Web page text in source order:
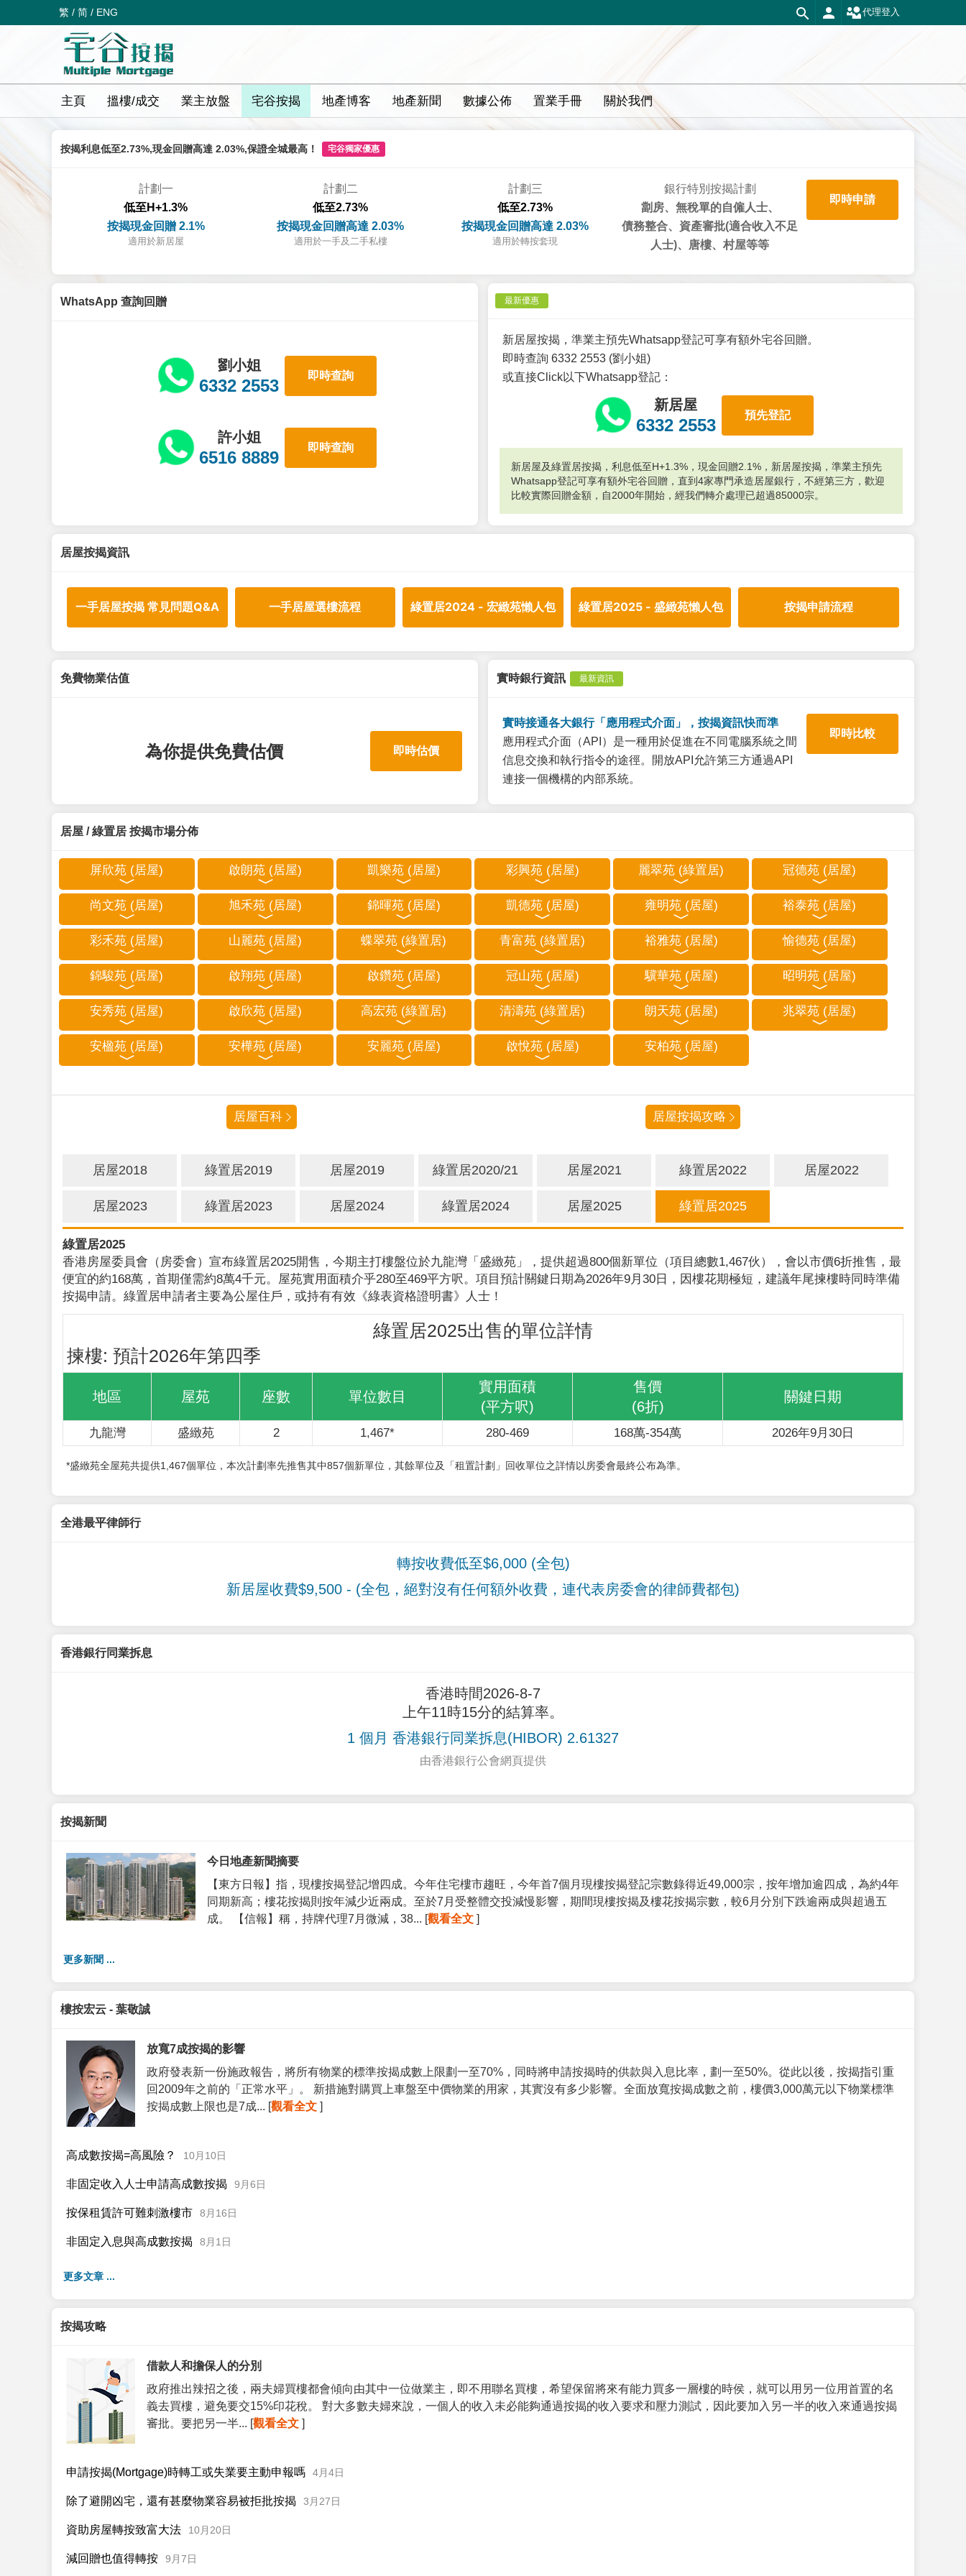
繁 / 简 / ENG 代理登入
主頁 搵樓/成交 業主放盤 宅谷按揭 地產博客 地產新聞 數據公佈 置業手冊 關於我們
按揭利息低至2.73%,現金回贈高達 2.03%,保證全城最高！ 宅谷獨家優惠
計劃一
低至H+1.3%
按揭現金回贈 2.1%
適用於新居屋
計劃二
低至2.73%
按揭現金回贈高達 2.03%
適用於一手及二手私樓
計劃三
低至2.73%
按揭現金回贈高達 2.03%
適用於轉按套現
銀行特別按揭計劃
劏房、無稅單的自僱人士、
債務整合、資產審批(適合收入不足
人士)、唐樓、村屋等等
即時申請
WhatsApp 查詢回贈
劉小姐
6332 2553
即時查詢
許小姐
6516 8889
即時查詢
最新優惠
新居屋按揭，準業主預先Whatsapp登記可享有額外宅谷回贈。
即時查詢 6332 2553 (劉小姐)
或直接Click以下Whatsapp登記：
新居屋
6332 2553
預先登記
新居屋及綠置居按揭，利息低至H+1.3%，現金回贈2.1%，新居屋按揭，準業主預先
Whatsapp登記可享有額外宅谷回贈，直到4家專門承造居屋銀行，不經第三方，歡迎
比較實際回贈金額，自2000年開始，經我們轉介處理已超過85000宗。
居屋按揭資訊
一手居屋按揭 常見問題Q&A 一手居屋選樓流程 綠置居2024 - 宏緻苑懶人包 綠置居2025 - 盛緻苑懶人包 按揭申請流程
免費物業估值
為你提供免費估價 即時估價
實時銀行資訊 最新資訊
實時接通各大銀行「應用程式介面」，按揭資訊快而準
應用程式介面（API）是一種用於促進在不同電腦系統之間
信息交換和執行指令的途徑。開放API允許第三方通過API
連接一個機構的内部系統。
即時比較
居屋 / 綠置居 按揭市場分佈
屏欣苑 (居屋) 啟朗苑 (居屋) 凱樂苑 (居屋) 彩興苑 (居屋) 麗翠苑 (綠置居) 冠德苑 (居屋)
尚文苑 (居屋) 旭禾苑 (居屋) 錦暉苑 (居屋) 凱德苑 (居屋) 雍明苑 (居屋) 裕泰苑 (居屋)
彩禾苑 (居屋) 山麗苑 (居屋) 蝶翠苑 (綠置居) 青富苑 (綠置居) 裕雅苑 (居屋) 愉德苑 (居屋)
錦駿苑 (居屋) 啟翔苑 (居屋) 啟鑽苑 (居屋) 冠山苑 (居屋) 驥華苑 (居屋) 昭明苑 (居屋)
安秀苑 (居屋) 啟欣苑 (居屋) 高宏苑 (綠置居) 清濤苑 (綠置居) 朗天苑 (居屋) 兆翠苑 (居屋)
安楹苑 (居屋) 安樺苑 (居屋) 安麗苑 (居屋) 啟悅苑 (居屋) 安柏苑 (居屋)
居屋百科 居屋按揭攻略
居屋2018 綠置居2019 居屋2019 綠置居2020/21 居屋2021 綠置居2022 居屋2022
居屋2023 綠置居2023 居屋2024 綠置居2024 居屋2025 綠置居2025
綠置居2025
香港房屋委員會（房委會）宣布綠置居2025開售，今期主打樓盤位於九龍灣「盛緻苑」，提供超過800個新單位（項目總數1,467伙），會以市價6折推售，最
便宜的約168萬，首期僅需約8萬4千元。屋苑實用面積介乎280至469平方呎。項目預計關鍵日期為2026年9月30日，因樓花期極短，建議年尾揀樓時同時準備
按揭申請。綠置居申請者主要為公屋住戶，或持有有效《綠表資格證明書》人士！
綠置居2025出售的單位詳情
揀樓: 預計2026年第四季
地區 屋苑 座數 單位數目
實用面積
(平方呎)
售價
(6折)
關鍵日期
九龍灣 盛緻苑 2 1,467* 280-469 168萬-354萬 2026年9月30日
*盛緻苑全屋苑共提供1,467個單位，本次計劃率先推售其中857個新單位，其餘單位及「租置計劃」回收單位之詳情以房委會最終公布為準。
全港最平律師行
轉按收費低至$6,000 (全包)
新居屋收費$9,500 - (全包，絕對沒有任何額外收費，連代表房委會的律師費都包)
香港銀行同業拆息
香港時間2026-8-7
上午11時15分的結算率。
1 個月 香港銀行同業拆息(HIBOR) 2.61327
由香港銀行公會網頁提供
按揭新聞
今日地產新聞摘要
【東方日報】指，現樓按揭登記增四成。今年住宅樓市趨旺，今年首7個月現樓按揭登記宗數錄得近49,000宗，按年增加逾四成，為約4年
同期新高；樓花按揭則按年減少近兩成。至於7月受整體交投減慢影響，期間現樓按揭及樓花按揭宗數，較6月分別下跌逾兩成與超過五
成。 【信報】稱，持牌代理7月微減，38... [觀看全文 ]
更多新聞 ...
樓按宏云 - 葉敬誠
放寬7成按揭的影響
政府發表新一份施政報告，將所有物業的標準按揭成數上限劃一至70%，同時將申請按揭時的供款與入息比率，劃一至50%。從此以後，按揭指引重
回2009年之前的「正常水平」。 新措施對購買上車盤至中價物業的用家，其實沒有多少影響。全面放寬按揭成數之前，樓價3,000萬元以下物業標準
按揭成數上限也是7成... [觀看全文 ]
高成數按揭=高風險？ 10月10日
非固定收入人士申請高成數按揭 9月6日
按保租賃許可難刺激樓市 8月16日
非固定入息與高成數按揭 8月1日
更多文章 ...
按揭攻略
借款人和擔保人的分別
政府推出辣招之後，兩夫婦買樓都會傾向由其中一位做業主，即不用聯名買樓，希望保留將來有能力買多一層樓的時侯，就可以用另一位用首置的名
義去買樓，避免要交15%印花稅。 對大多數夫婦來說，一個人的收入未必能夠通過按揭的收入要求和壓力測試，因此要加入另一半的收入來通過按揭
審批。要把另一半... [觀看全文 ]
申請按揭(Mortgage)時轉工或失業要主動申報嗎 4月4日
除了避開凶宅，還有甚麼物業容易被拒批按揭 3月27日
資助房屋轉按致富大法 10月20日
減回贈也值得轉按 9月7日